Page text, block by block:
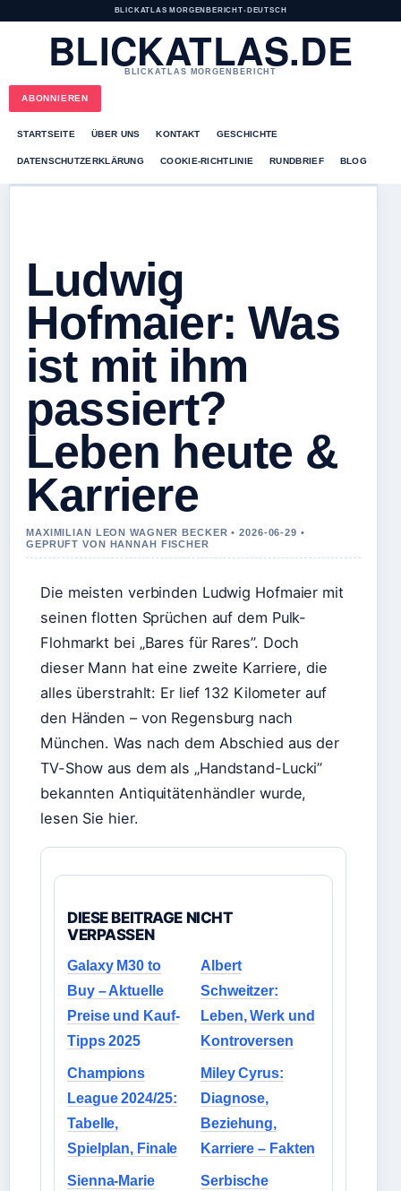
BLICKATLAS MORGENBERICHT• DEUTSCH
BLICKATLAS.DE
BLICKATLAS MORGENBERICHT
ABONNIEREN
STARTSEITE ÜBER UNS KONTAKT GESCHICHTE
DATENSCHUTZERKLÄRUNG COOKIE-RICHTLINIE RUNDBRIEF BLOG
Ludwig
Hofmaier: Was
ist mit ihm
passiert?
Leben heute &
Karriere
MAXIMILIAN LEON WAGNER BECKER • 2026-06-29 •
GEPRUFT VON HANNAH FISCHER
Die meisten verbinden Ludwig Hofmaier mit
seinen flotten Sprüchen auf dem Pulk-
Flohmarkt bei „Bares für Rares”. Doch
dieser Mann hat eine zweite Karriere, die
alles überstrahlt: Er lief 132 Kilometer auf
den Händen – von Regensburg nach
München. Was nach dem Abschied aus der
TV-Show aus dem als „Handstand-Lucki”
bekannten Antiquitätenhändler wurde,
lesen Sie hier.
DIESE BEITRAGE NICHT
VERPASSEN
Galaxy M30 to
Buy – Aktuelle
Preise und Kauf-
Tipps 2025
Albert
Schweitzer:
Leben, Werk und
Kontroversen
Champions
League 2024/25:
Tabelle,
Spielplan, Finale
Miley Cyrus:
Diagnose,
Beziehung,
Karriere – Fakten
Sienna-Marie
Serbische